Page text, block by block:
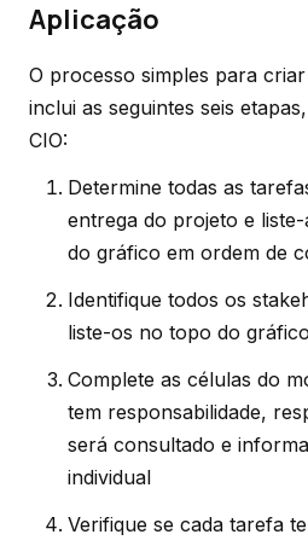
Aplicação
O processo simples para
inclui as seguintes seis
CIO:
Determine todas as
entrega do projeto e
do gráfico em ordem de
Identifique todos os
liste-os no topo do
Complete as células do
tem responsabilidade,
será consultado e
individual
Verifique se cada tarefa